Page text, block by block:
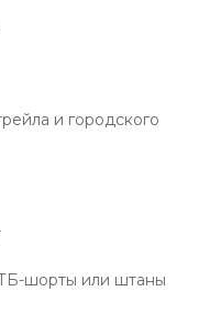
и городского
шорты или штаны